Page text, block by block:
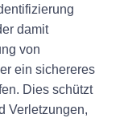
damit
von
ein sichereres
Dies schützt
Verletzungen,